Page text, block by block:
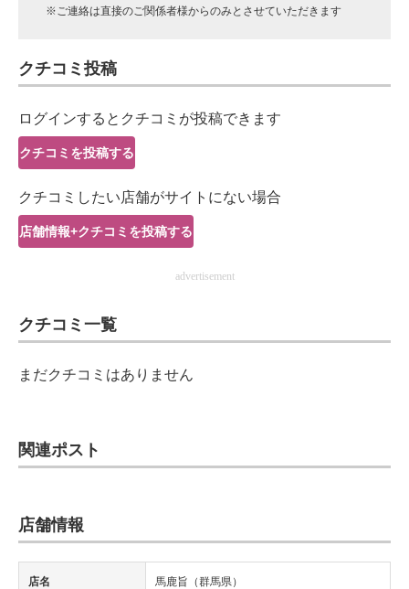
経営リーダーのコミュニティ
ITエンジニア向け専門サイト
企業向けIT製品の総合サイト
IT製品の技術・比較・事例
製造業のIT導入・活用を支援
エレクトロニクス専門サイト
電子設計の基本と応用
ちょっと気になるネットの話題
※ご連絡は直接のご関係者様からのみとさせていただきます
クチコミ投稿
ログインするとクチコミが投稿できます
クチコミを投稿する
クチコミしたい店舗がサイトにない場合
店舗情報+クチコミを投稿する
advertisement
クチコミ一覧
まだクチコミはありません
関連ポスト
店舗情報
店名 馬鹿旨（群馬県）